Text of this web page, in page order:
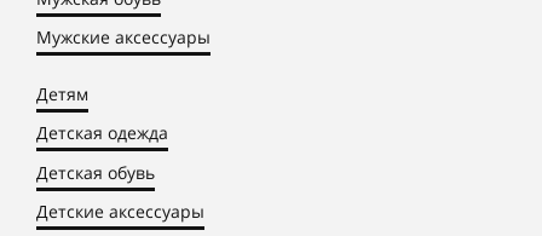
Мужские аксессуары
Детям
Детская одежда
Детская обувь
Детские аксессуары